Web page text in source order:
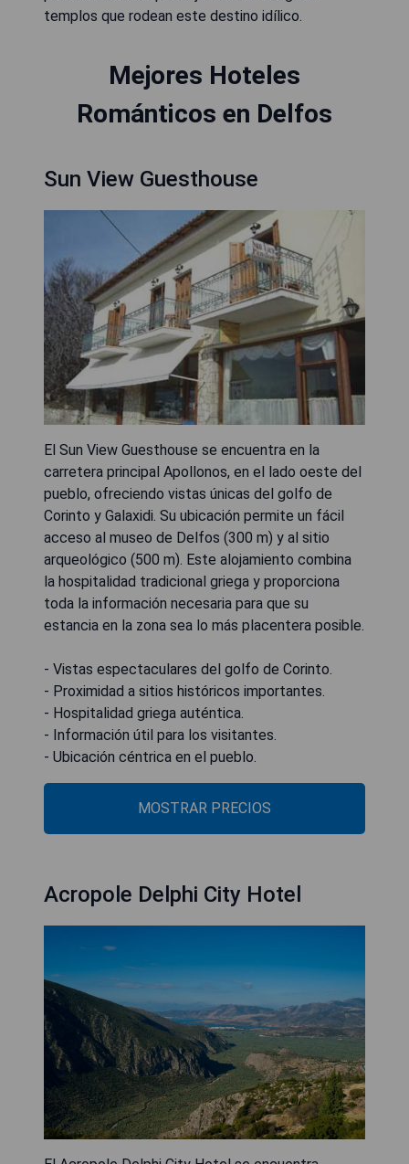
templos que rodean este destino idílico.
Mejores Hoteles
Románticos en Delfos
Sun View Guesthouse
El Sun View Guesthouse se encuentra en la
carretera principal Apollonos, en el lado oeste del
pueblo, ofreciendo vistas únicas del golfo de
Corinto y Galaxidi. Su ubicación permite un fácil
acceso al museo de Delfos (300 m) y al sitio
arqueológico (500 m). Este alojamiento combina
la hospitalidad tradicional griega y proporciona
toda la información necesaria para que su
estancia en la zona sea lo más placentera posible.
- Vistas espectaculares del golfo de Corinto.
- Proximidad a sitios históricos importantes.
- Hospitalidad griega auténtica.
- Información útil para los visitantes.
- Ubicación céntrica en el pueblo.
MOSTRAR PRECIOS
Acropole Delphi City Hotel